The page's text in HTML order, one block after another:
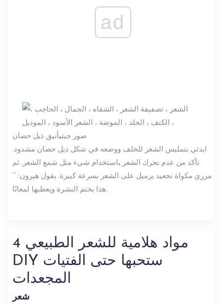
ad
صور جيتيأنيق ذيل حصان
ابدئي بتمليس الشعر للخلف ووضعه في شكل ذيل حصان مشدود.
تأكد من عدم تحرك الشعر باستخدام شيء مثل شمع الشعر. ثم
مرري مكواة تجعيد برميل على الشعر بسرعة كبيرة. يقول هيرون: ``
هذا يختم البشرة ويعطيها لمعانًا.
4 مواد هلامية للشعر الطبيعي
DIY ستحبها حتى الفتيات
المجعدات
شعر